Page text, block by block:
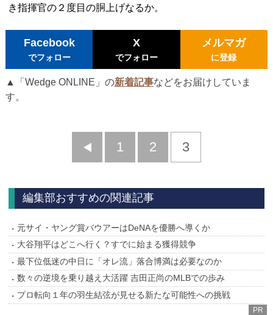
き指揮官の２度目の胴上げなるか。
Facebook
でフォロー
X
でフォロー
メルマガ
に登録
▲「Wedge ONLINE」の新着記事などをお届けしていま
す。
前
1 2 3
編集部おすすめの関連記事
元サイ・ヤング賞バウアーはDeNAを優勝へ導くか
大谷翔平はどこへ行く？すでに始まる獲得競争
最下位低迷の中日に「オレ流」落合博満は必要なのか
数々の逆境を乗り越え大活躍 吉田正尚のMLBでの歩み
プロ転向１年の羽生結弦が見せる新たな可能性への挑戦
PR